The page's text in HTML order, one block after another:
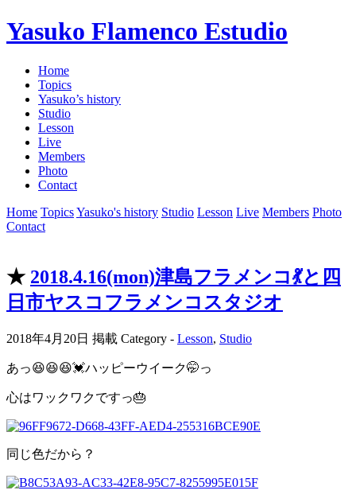
Yasuko Flamenco Estudio
Home
Topics
Yasuko’s history
Studio
Lesson
Live
Members
Photo
Contact
Home TopicsYasuko's history Studio Lesson Live Members Photo
Contact
★ 2018.4.16(mon)津島フラメンコ💃と四
日市ヤスコフラメンコスタジオ
2018年4月20日 掲載 Category - Lesson, Studio
あっ😆😆😆💓ハッピーウイーク🤭っ
心はワックワクですっ🎂
同じ色だから？